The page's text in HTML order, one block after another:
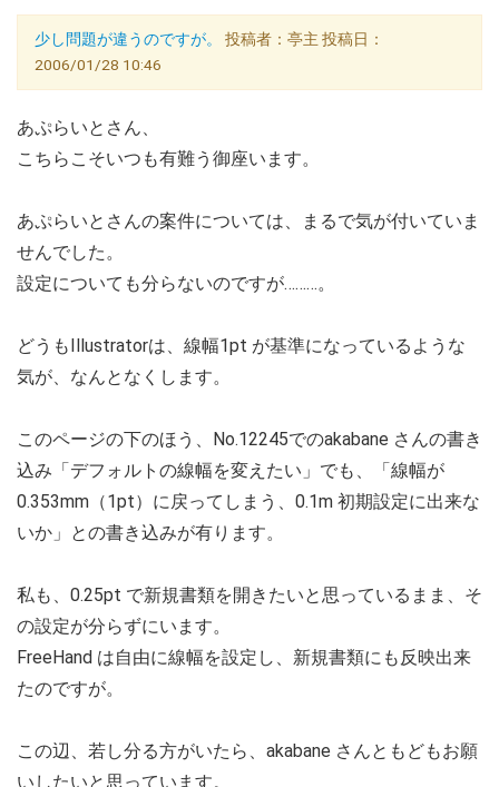
少し問題が違うのですが。
投稿者：亭主 投稿日：
2006/01/28 10:46
あぷらいとさん、
こちらこそいつも有難う御座います。
あぷらいとさんの案件については、まるで気が付いていま
せんでした。
設定についても分らないのですが………。
どうもIllustratorは、線幅1pt が基準になっているような
気が、なんとなくします。
このページの下のほう、No.12245でのakabane さんの書き
込み「デフォルトの線幅を変えたい」でも、「線幅が
0.353mm（1pt）に戻ってしまう、0.1m 初期設定に出来な
いか」との書き込みが有ります。
私も、0.25pt で新規書類を開きたいと思っているまま、そ
の設定が分らずにいます。
FreeHand は自由に線幅を設定し、新規書類にも反映出来
たのですが。
この辺、若し分る方がいたら、akabane さんともどもお願
いしたいと思っています。